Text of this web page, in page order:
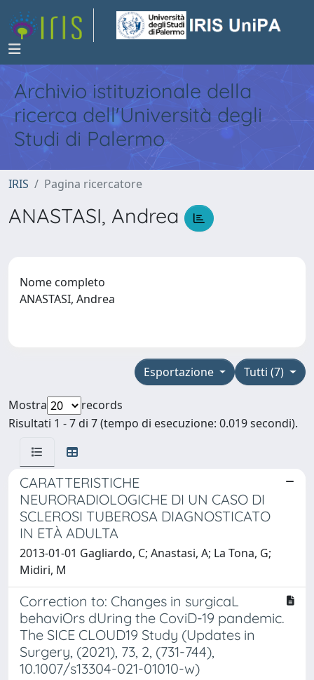
Archivio istituzionale della
ricerca dell'Università degli
Studi di Palermo
IRIS Pagina ricercatore
ANASTASI, Andrea
Nome completo
ANASTASI, Andrea
Tutti (7)
Esportazione
Mostra
records
Risultati 1 - 7 di 7 (tempo di esecuzione: 0.019 secondi).
CARATTERISTICHE
NEURORADIOLOGICHE DI UN CASO DI
SCLEROSI TUBEROSA DIAGNOSTICATO
IN ETÀ ADULTA
2013-01-01 Gagliardo, C; Anastasi, A; La Tona, G;
Midiri, M
Correction to: Changes in surgicaL
behaviOrs dUring the CoviD-19 pandemic.
The SICE CLOUD19 Study (Updates in
Surgery, (2021), 73, 2, (731-744),
10.1007/s13304-021-01010-w)